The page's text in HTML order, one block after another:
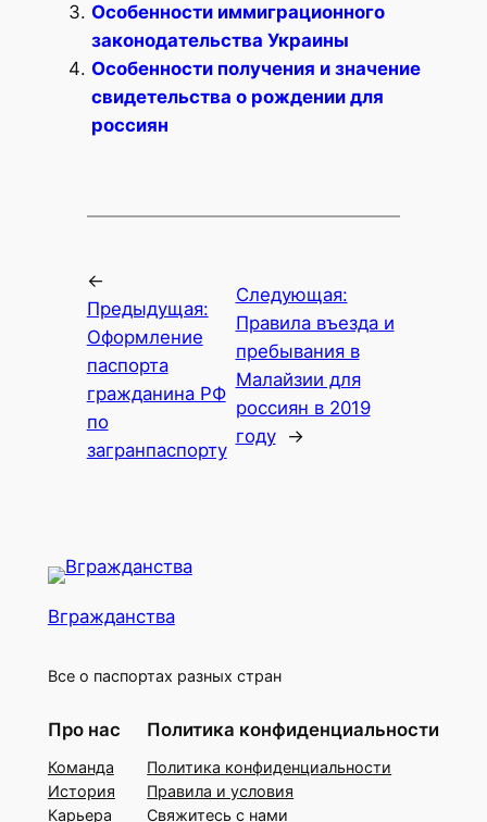
Особенности иммиграционного
законодательства Украины
Особенности получения и значение
свидетельства о рождении для
россиян
←
Предыдущая:
Оформление
паспорта
гражданина РФ
по
загранпаспорту
Следующая:
Правила въезда и
пребывания в
Малайзии для
россиян в 2019
году
→
Вгражданства
Все о паспортах разных стран
Про нас
Команда
История
Карьера
Политика конфиденциальности
Политика конфиденциальности
Правила и условия
Свяжитесь с нами